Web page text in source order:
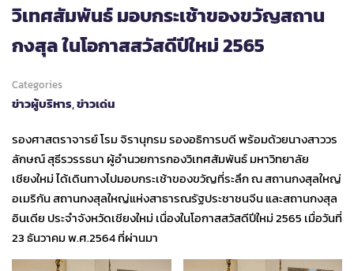
วิเทศสัมพันธ์ มอบกระเช้าของขวัญสถาน
กงสุล ในโอกาสสวัสดีปีใหม่ 2565
Categories
ข่าวผู้บริหาร,ข่าวเด่น
รองศาสตราจารย์ โรม จิรานุกรม รองอธิการบดี พร้อมด้วยนางสาววร
ลักษณ์ สุธีรวรรธนา ผู้อำนวยการกองวิเทศสัมพันธ์ มหาวิทยาลัย
เชียงใหม่ ได้เดินทางไปมอบกระเช้าของขวัญที่ระลึก ณ สถานกงสุลใหญ่
อเมริกัน สถานกงสุลใหญ่แห่งสาธารณรัฐประชาชนจีน และสถานกงสุล
อินเดีย ประจำจังหวัดเชียงใหม่ เนื่องในโอกาสสวัสดีปีใหม่ 2565 เมื่อวันที่
23 ธันวาคม พ.ศ.2564 ที่ผ่านมา